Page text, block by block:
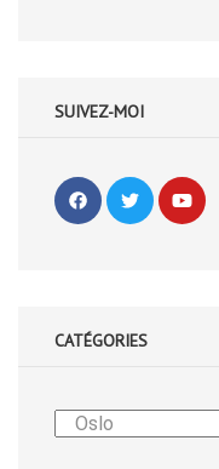
SUIVEZ-MOI
CATÉGORIES
Catégories